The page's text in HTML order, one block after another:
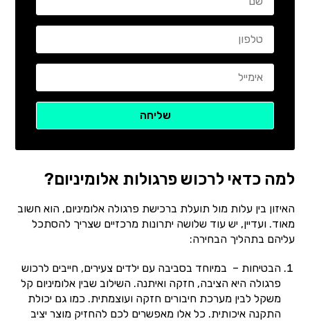
למה כדאי לרכוש פרגולות אלומיניום?
האיזון בין עלות מול תועלת ברכישת פרגולה אלומיניום, הוא חשוב
מאוד. ועדיין, יש עוד שלושה יתרונות מרכזיים שצריך להסתכל
עליהם בתהליך הבחירה:
הבטיחות – במיוחד בסביבה עם ילדים צעירים, חייבים לרכוש
פרגולה היא הציבה, חזקה ואיתנה. השילוב שבין אלומיניום קל
משקל לבין מערכת חיבורים חזקה ועוצמתית. כמו גם יכולת
התקנה איכותית. כל אלו מאפשרים לכם להחזיק מוצר יציב